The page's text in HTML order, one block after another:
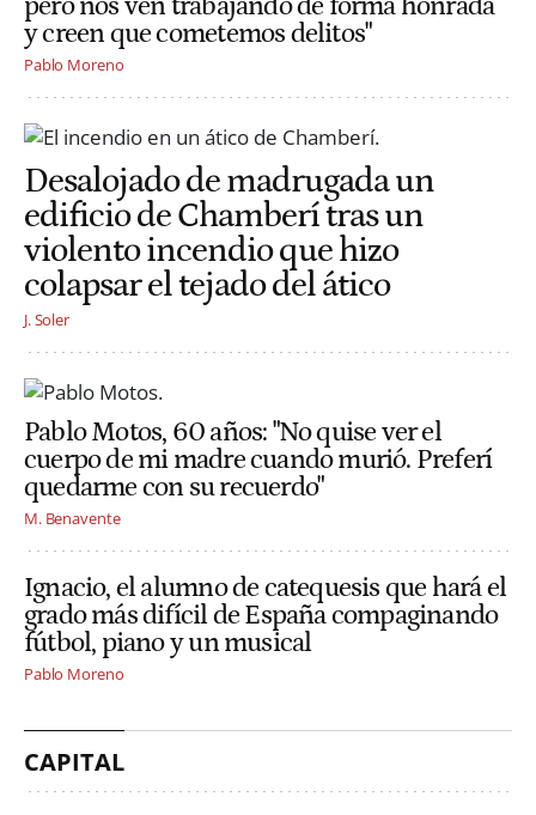
pero nos ven trabajando de forma honrada
y creen que cometemos delitos"
Pablo Moreno
Desalojado de madrugada un
edificio de Chamberí tras un
violento incendio que hizo
colapsar el tejado del ático
J. Soler
Pablo Motos, 60 años: "No quise ver el
cuerpo de mi madre cuando murió. Preferí
quedarme con su recuerdo"
M. Benavente
Ignacio, el alumno de catequesis que hará el
grado más difícil de España compaginando
fútbol, piano y un musical
Pablo Moreno
CAPITAL